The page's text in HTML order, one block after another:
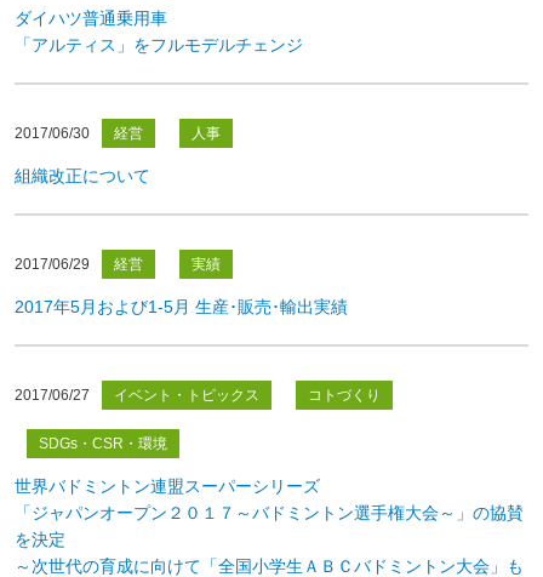
ダイハツ普通乗用車
「アルティス」をフルモデルチェンジ
2017/06/30 経営 人事
組織改正について
2017/06/29 経営 実績
2017年5月および1-5月 生産･販売･輸出実績
2017/06/27 イベント・トピックス コトづくり
SDGs・CSR・環境
世界バドミントン連盟スーパーシリーズ
「ジャパンオープン２０１７～バドミントン選手権大会～」の協賛
を決定
～次世代の育成に向けて「全国小学生ＡＢＣバドミントン大会」も